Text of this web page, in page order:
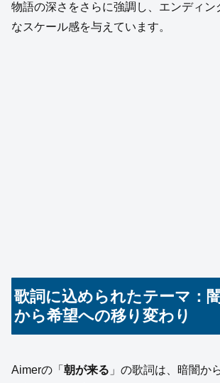
物語の深さをさらに強調し、エンディン
なスケール感を与えています。
歌詞に込められたテーマ：
から希望への移り変わり
Aimerの「 朝が来る 」の歌詞は、暗闇か